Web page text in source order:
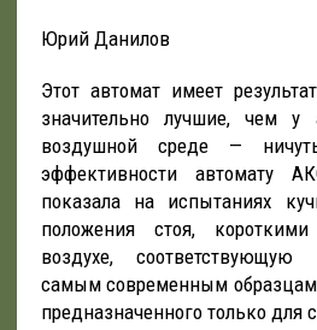
Юрий Данилов
Этот автомат имеет
значительно лучшие, чем
воздушной среде —
эффективности автомату
показала на испытаниях
положения стоя,
воздухе, соответствующую
самым современным образцам
предназначенного только для